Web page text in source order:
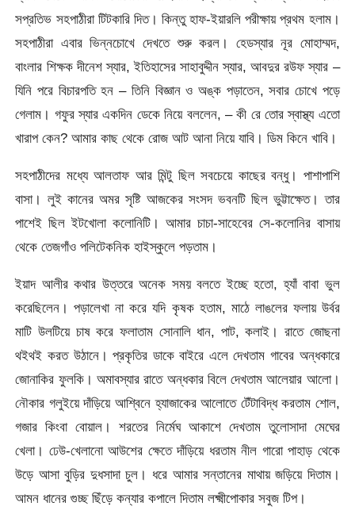
সপ্রতিভ সহপাঠীরা টিটকারি দিত। কিন্তু হাফ-ইয়ারলি পরীক্ষায় প্রথম হলাম।
সহপাঠীরা এবার ভিন্নচোখে দেখতে শুরু করল। হেডস্যার নূর মোহাম্মদ,
বাংলার শিক্ষক দীনেশ স্যার, ইতিহাসের সাহাবুদ্দীন স্যার, আবদুর রউফ স্যার –
যিনি পরে বিচারপতি হন – তিনি বিজ্ঞান ও অঙ্ক পড়াতেন, সবার চোখে পড়ে
গেলাম। গফুর স্যার একদিন ডেকে নিয়ে বললেন, – কী রে তোর স্বাস্থ্য এতো
খারাপ কেন? আমার কাছ থেকে রোজ আট আনা নিয়ে যাবি। ডিম কিনে খাবি।
সহপাঠীদের মধ্যে আলতাফ আর মিন্টু ছিল সবচেয়ে কাছের বন্ধু। পাশাপাশি
বাসা। লুই কানের অমর সৃষ্টি আজকের সংসদ ভবনটি ছিল ভুট্টাক্ষেত। তার
পাশেই ছিল ইটখোলা কলোনিটি। আমার চাচা-সাহেবের সে-কলোনির বাসায়
থেকে তেজগাঁও পলিটেকনিক হাইস্কুলে পড়তাম।
ইয়াদ আলীর কথার উত্তরে অনেক সময় বলতে ইচ্ছে হতো, হ্যাঁ বাবা ভুল
করেছিলেন। পড়ালেখা না করে যদি কৃষক হতাম, মাঠে লাঙলের ফলায় উর্বর
মাটি উলটিয়ে চাষ করে ফলাতাম সোনালি ধান, পাট, কলাই। রাতে জোছনা
থইথই করত উঠানে। প্রকৃতির ডাকে বাইরে এলে দেখতাম গাবের অন্ধকারে
জোনাকির ফুলকি। অমাবস্যার রাতে অন্ধকার বিলে দেখতাম আলেয়ার আলো।
নৌকার গলুইয়ে দাঁড়িয়ে আশ্বিনে হ্যাজাকের আলোতে টেঁটাবিদ্ধ করতাম শোল,
গজার কিংবা বোয়াল। শরতের নির্মেঘ আকাশে দেখতাম তুলোসাদা মেঘের
খেলা। ঢেউ-খেলানো আউশের ক্ষেতে দাঁড়িয়ে ধরতাম নীল গারো পাহাড় থেকে
উড়ে আসা বুড়ির দুধসাদা চুল। ধরে আমার সন্তানের মাথায় জড়িয়ে দিতাম।
আমন ধানের গুচ্ছ ছিঁড়ে কন্যার কপালে দিতাম লক্ষ্মীপোকার সবুজ টিপ।